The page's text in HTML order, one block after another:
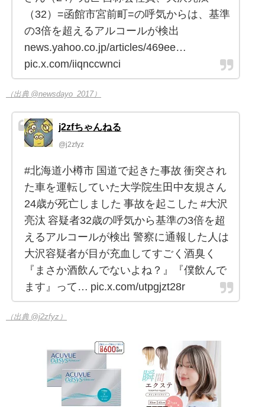
（32）=函館市宮前町=の呼気からは、基準
の3倍を超えるアルコールが検出
news.yahoo.co.jp/articles/469ee…
pic.x.com/iiqnccwnci
（出典 @newsdayo_2017）
j2zfちゃんねる
@j2zfyz
#北海道小樽市 国道で起きた事故 衝突され
た車を運転していた大学院生田中友規さん
24歳が死亡しました 事故を起こした #大沢
亮汰 容疑者32歳の呼気から基準の3倍を超
えるアルコールが検出 警察に通報した人は
大沢容疑者が目が充血してすごく酒臭く
『まさか酒飲んでないよね？』『僕飲んで
ます』って… pic.x.com/utpgjzt28r
（出典 @j2zfyz）